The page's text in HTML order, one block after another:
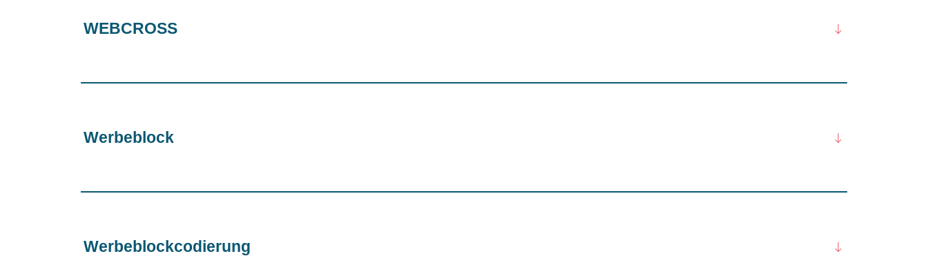
WEBCROSS
Werbeblock
Werbeblockcodierung